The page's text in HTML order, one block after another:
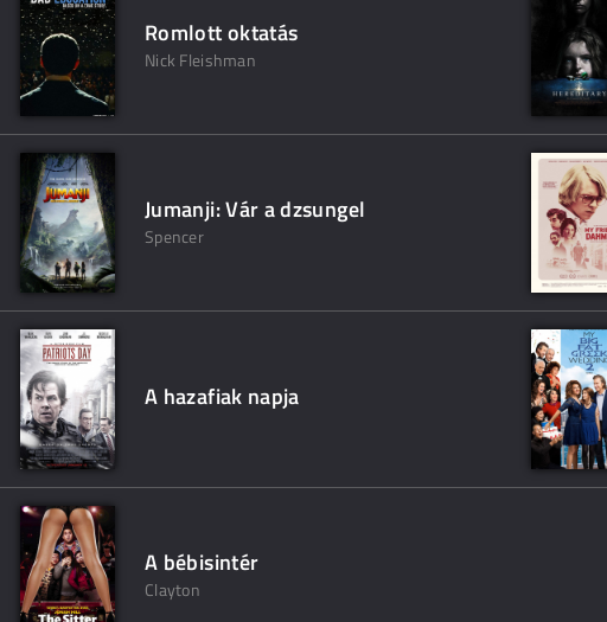
Romlott oktatás
Nick Fleishman
Jumanji: Vár a dzsungel
Spencer
A hazafiak napja
A bébisintér
Clayton